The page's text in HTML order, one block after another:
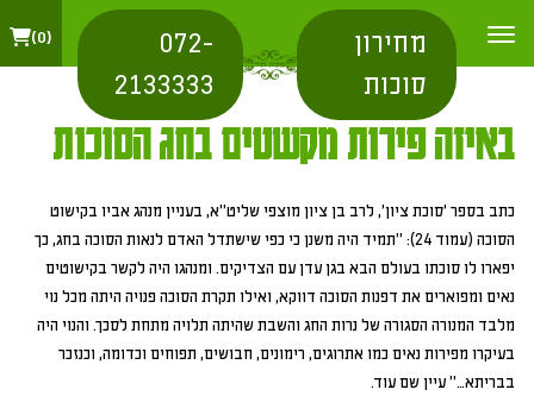
מחירון
סוכות
072-
2133333
0
באיזה פירות מקשטים בחג הסוכות
כתב בספר 'סוכת ציון', לרב בן ציון מוצפי שליט"א, בעניין מנהג אביו בקישוט
הסוכה (עמוד 24): "תמיד היה משנן כי כפי שישתדל האדם לנאות הסוכה בחג, כך
יפארו לו סוכתו בעולם הבא בגן עדן עם הצדיקים. ומנהגו היה לקשר בקישוטים
נאים ומפוארים את דפנות הסוכה דווקא, ואילו תקרת הסוכה פנויה היתה מכל נוי
מלבד המנורה הסגורה של נרות החג והשבת שהיתה תלויה מתחת לסכך. והנוי היה
בעיקרו מפירות נאים כמו אתרוגים, רימונים, חבושים, תפוחים וכדומה, וכנזכר
בבריתא…" עיין שם עוד.